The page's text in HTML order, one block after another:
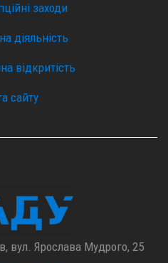
заходи
діяльність
відкритість
сайту
вул. Ярослава Мудрого, 25